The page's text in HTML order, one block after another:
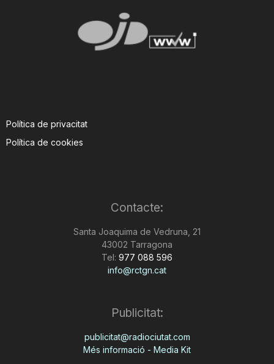
Política de privacitat
Política de cookies
Contacte:
Santa Joaquima de Vedruna, 21
43002 Tarragona
Tel: 977 088 596
info@rctgn.cat
Publicitat:
publicitat@radiociutat.com
Més informació - Media Kit